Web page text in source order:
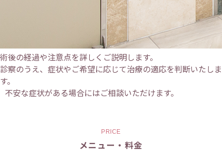
術後の経過や注意点を詳しくご説明します。
診察のうえ、症状やご希望に応じて治療の適応を判断いたしま
す。
不安な症状がある場合にはご相談いただけます。
PRICE
メニュー・料金